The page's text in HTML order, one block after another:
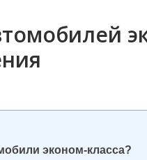
эконом-класса?